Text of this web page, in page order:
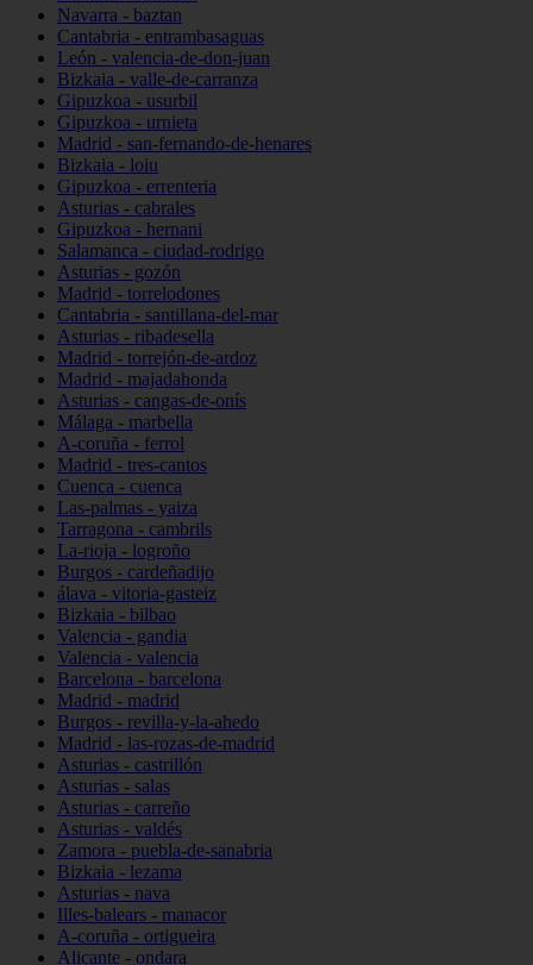
Navarra - baztan
Cantabria - entrambasaguas
León - valencia-de-don-juan
Bizkaia - valle-de-carranza
Gipuzkoa - usurbil
Gipuzkoa - urnieta
Madrid - san-fernando-de-henares
Bizkaia - loiu
Gipuzkoa - errenteria
Asturias - cabrales
Gipuzkoa - hernani
Salamanca - ciudad-rodrigo
Asturias - gozón
Madrid - torrelodones
Cantabria - santillana-del-mar
Asturias - ribadesella
Madrid - torrejón-de-ardoz
Madrid - majadahonda
Asturias - cangas-de-onís
Málaga - marbella
A-coruña - ferrol
Madrid - tres-cantos
Cuenca - cuenca
Las-palmas - yaiza
Tarragona - cambrils
La-rioja - logroño
Burgos - cardeñadijo
álava - vitoria-gasteiz
Bizkaia - bilbao
Valencia - gandia
Valencia - valencia
Barcelona - barcelona
Madrid - madrid
Burgos - revilla-y-la-ahedo
Madrid - las-rozas-de-madrid
Asturias - castrillón
Asturias - salas
Asturias - carreño
Asturias - valdés
Zamora - puebla-de-sanabria
Bizkaia - lezama
Asturias - nava
Illes-balears - manacor
A-coruña - ortigueira
Alicante - ondara